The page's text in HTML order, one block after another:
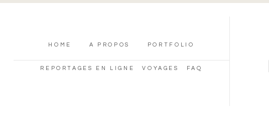
HOME A PROPOS PORTFOLIO
REPORTAGES EN LIGNE VOYAGES FAQ